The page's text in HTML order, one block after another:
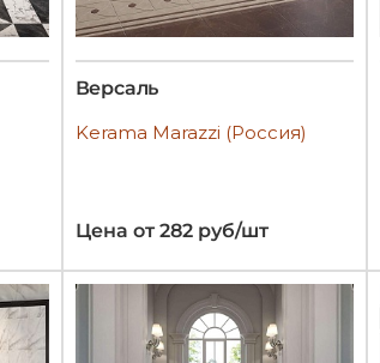
Версаль
Kerama Marazzi (Россия)
Цена от 282 руб/шт